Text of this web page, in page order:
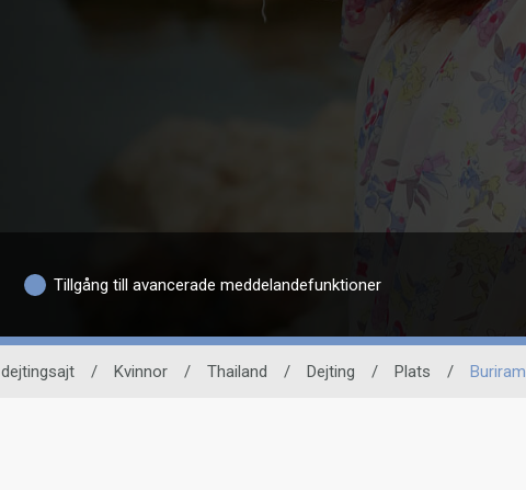
Tillgång till avancerade meddelandefunktioner
/ Kvinnor / Thailand / Dejting / Plats / Buriram